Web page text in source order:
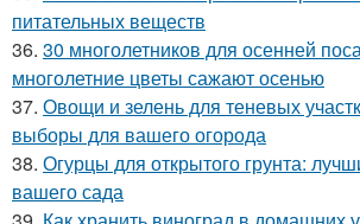
питательных веществ
36. 30 многолетников для осенней
многолетние цветы сажают осенью
37. Овощи и зелень для теневых
выборы для вашего огорода
38. Огурцы для открытого грунта:
вашего сада